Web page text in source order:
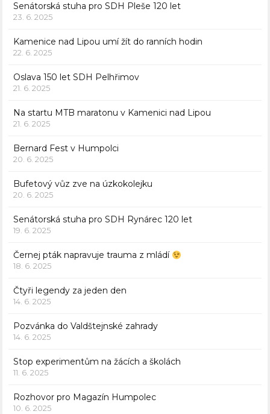
Senátorská stuha pro SDH Pleše 120 let
23. 6. 2025
Kamenice nad Lipou umí žít do ranních hodin
22. 6. 2025
Oslava 150 let SDH Pelhřimov
21. 6. 2025
Na startu MTB maratonu v Kamenici nad Lipou
21. 6. 2025
Bernard Fest v Humpolci
20. 6. 2025
Bufetový vůz zve na úzkokolejku
20. 6. 2025
Senátorská stuha pro SDH Rynárec 120 let
19. 6. 2025
Černej pták napravuje trauma z mládí
18. 6. 2025
Čtyři legendy za jeden den
14. 6. 2025
Pozvánka do Valdštejnské zahrady
14. 6. 2025
Stop experimentům na žácích a školách
11. 6. 2025
Rozhovor pro Magazín Humpolec
10. 6. 2025